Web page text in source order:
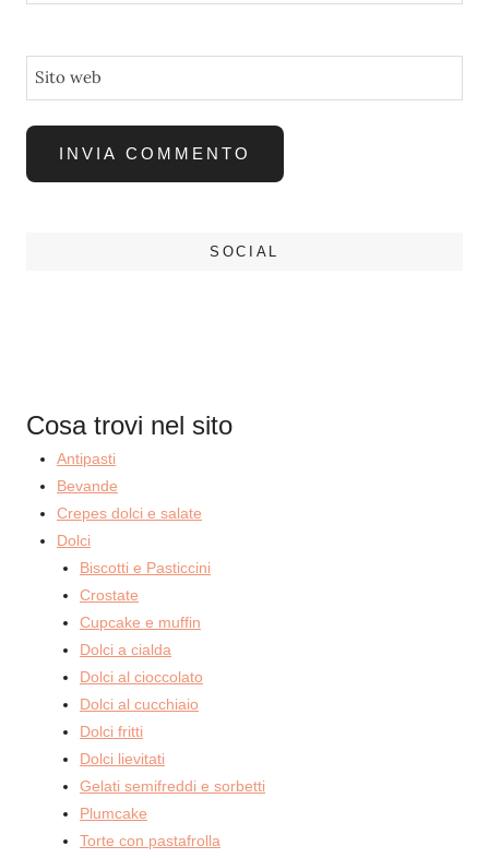
Sito web
SOCIAL
Cosa trovi nel sito
Antipasti
Bevande
Crepes dolci e salate
Dolci
Biscotti e Pasticcini
Crostate
Cupcake e muffin
Dolci a cialda
Dolci al cioccolato
Dolci al cucchiaio
Dolci fritti
Dolci lievitati
Gelati semifreddi e sorbetti
Plumcake
Torte con pastafrolla